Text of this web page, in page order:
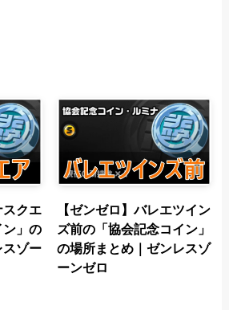
スクエ
ン」の
スゾー
【ゼンゼロ】バレエツイン
ズ前の「協会記念コイン」
の場所まとめ｜ゼンレスゾ
ーンゼロ